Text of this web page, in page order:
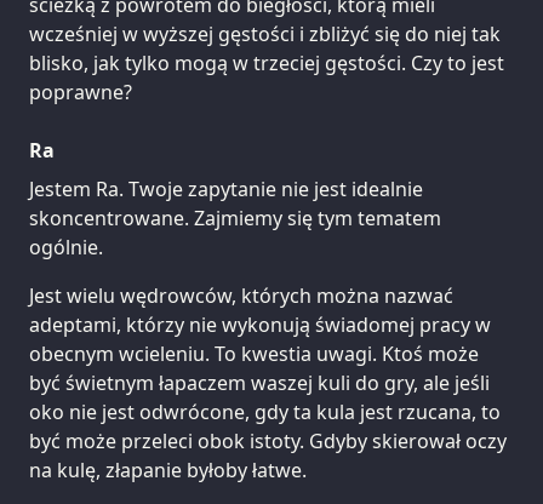
wcześniej w wyższej gęstości i zbliżyć się do niej tak
blisko, jak tylko mogą w trzeciej gęstości. Czy to jest
poprawne?
Ra
Jestem Ra. Twoje zapytanie nie jest idealnie
skoncentrowane. Zajmiemy się tym tematem
ogólnie.
Jest wielu wędrowców, których można nazwać
adeptami, którzy nie wykonują świadomej pracy w
obecnym wcieleniu. To kwestia uwagi. Ktoś może
być świetnym łapaczem waszej kuli do gry, ale jeśli
oko nie jest odwrócone, gdy ta kula jest rzucana, to
być może przeleci obok istoty. Gdyby skierował oczy
na kulę, złapanie byłoby łatwe.